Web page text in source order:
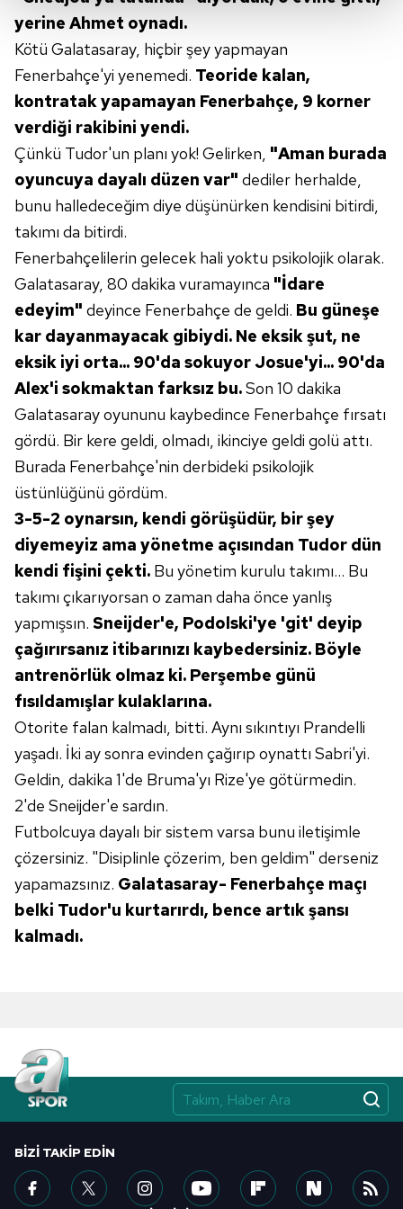
Her halükârda, kullanıcılar, bu çerezlere izin vermedikleri
takdirde, kullanıcılara hedefli reklamlar
gösterilmeyecektir."
Sizlere daha iyi bir hizmet sunabilmek için İnternet
Sitemizde kendimize ve üçüncü kişilere ait çerezler
kullanılmaktadır. Bu çerezler vasıtasıyla çeşitli kişisel
verileriniz işlenmekte olup gerekli olan çerezler bilgi
toplumu hizmetlerinin sunulması amacıyla
kullanılmaktadır. Diğer çerezler, sitemizin daha işlevsel
reklam/pazarlama faaliyetlerinin yapılması, amaçlarıyla
sınırlı olarak açık rızanız dahilinde kullanılacaktır.
Çerezlere ilişkin tercihlerinizi aşağıda yer alan panel
vasıtasıyla belirleyebilirsiniz. Çerezlere ilişkin detaylı bilgi
için Ayarlar butonuna tıklayabilir, Çerez Bilgilendirme
Metnimiziziyaret edebilirsiniz.
6698 sayılı Kişisel Verilerin Korunması Kanunu uyarınca
hazırlanmış Aydınlatma Metnimizi okumak ve sitemizde
almak için lütfentıklayınız
yerine Ahmet oynadı.
Kötü Galatasaray, hiçbir şey yapmayan
Fenerbahçe'yi yenemedi. Teoride kalan,
kontratak yapamayan Fenerbahçe, 9 korner
verdiği rakibini yendi.
Çünkü Tudor'un planı yok! Gelirken, "Aman burada
oyuncuya dayalı düzen var" dediler herhalde,
bunu halledeceğim diye düşünürken kendisini bitirdi,
takımı da bitirdi.
Fenerbahçelilerin gelecek hali yoktu psikolojik olarak.
Galatasaray, 80 dakika vuramayınca "İdare
edeyim" deyince Fenerbahçe de geldi. Bu güneşe
kar dayanmayacak gibiydi. Ne eksik şut, ne
eksik iyi orta... 90'da sokuyor Josue'yi... 90'da
Alex'i sokmaktan farksız bu.Son 10 dakika
Galatasaray oyununu kaybedince Fenerbahçe fırsatı
gördü. Bir kere geldi, olmadı, ikinciye geldi golü attı.
Burada Fenerbahçe'nin derbideki psikolojik
üstünlüğünü gördüm.
3-5-2 oynarsın, kendi görüşüdür, bir şey
diyemeyiz ama yönetme açısından Tudor dün
kendi fişini çekti. Bu yönetim kurulu takımı... Bu
takımı çıkarıyorsan o zaman daha önce yanlış
yapmışsın. Sneijder'e, Podolski'ye 'git' deyip
çağırırsanız itibarınızı kaybedersiniz. Böyle
antrenörlük olmaz ki. Perşembe günü
fısıldamışlar kulaklarına.
Otorite falan kalmadı, bitti. Aynı sıkıntıyı Prandelli
yaşadı. İki ay sonra evinden çağırıp oynattı Sabri'yi.
Geldin, dakika 1'de Bruma'yı Rize'ye götürmedin.
2'de Sneijder'e sardın.
Futbolcuya dayalı bir sistem varsa bunu iletişimle
çözersiniz. "Disiplinle çözerim, ben geldim" derseniz
yapamazsınız. Galatasaray- Fenerbahçe maçı
belki Tudor'u kurtarırdı, bence artık şansı
kalmadı.
BIZI TAKIP EDIN